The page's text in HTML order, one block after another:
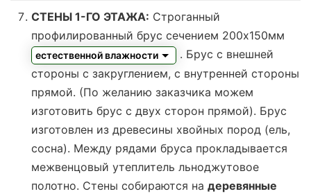
СТЕНЫ 1-ГО ЭТАЖА: Строганный
профилированный брус сечением 200х150мм
естественной влажности
. Брус с внешней
стороны с закруглением, с внутренней стороны
прямой. (По желанию заказчика можем
изготовить брус с двух сторон прямой). Брус
изготовлен из древесины хвойных пород (ель,
сосна). Между рядами бруса прокладывается
межвенцовый утеплитель льноджутовое
полотно. Стены собираются на деревянные